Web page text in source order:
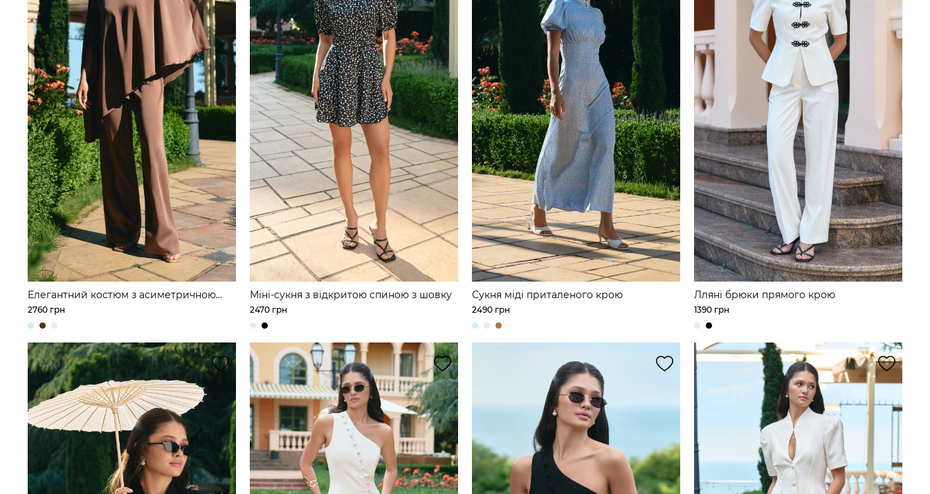
Елегантний костюм з асиметричною
тунікою та широкими брюками з шовку
2760 грн
Міні-сукня з відкритою спиною з шовку
2470 грн
Сукня міді приталеного крою
2490 грн
Лляні брюки прямого крою
1390 грн